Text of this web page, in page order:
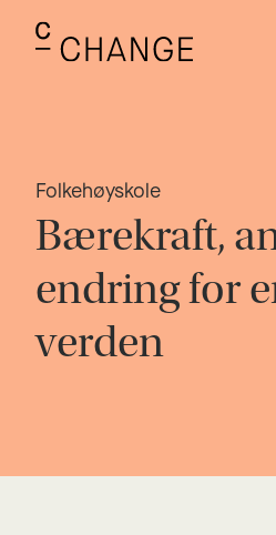
Folkehøyskole
Bærekraft,
endring for
verden